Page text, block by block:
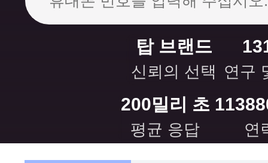
탑 브랜드 13
신뢰의 선택 연구
200밀리 초
평균 응답 연